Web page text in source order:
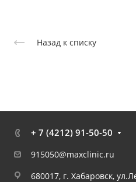
Назад к списку
+ 7 (4212) 91-50-50
915050@maxclinic.ru
680017, г. Хабаровск,